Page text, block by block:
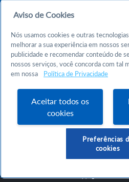
Chame no
Atendimento das
Serviço de Apoio às Micro e Pequenas
Aviso de Cookies
Nós usamos cookies e outras
melhorar a sua experiência em nossos
publicidade e recomendar conteúdo de
nossos serviços, você concorda com tal
em nossa
Política de Privacidade
Aceitar todos os
cookies
Preferências
cookies